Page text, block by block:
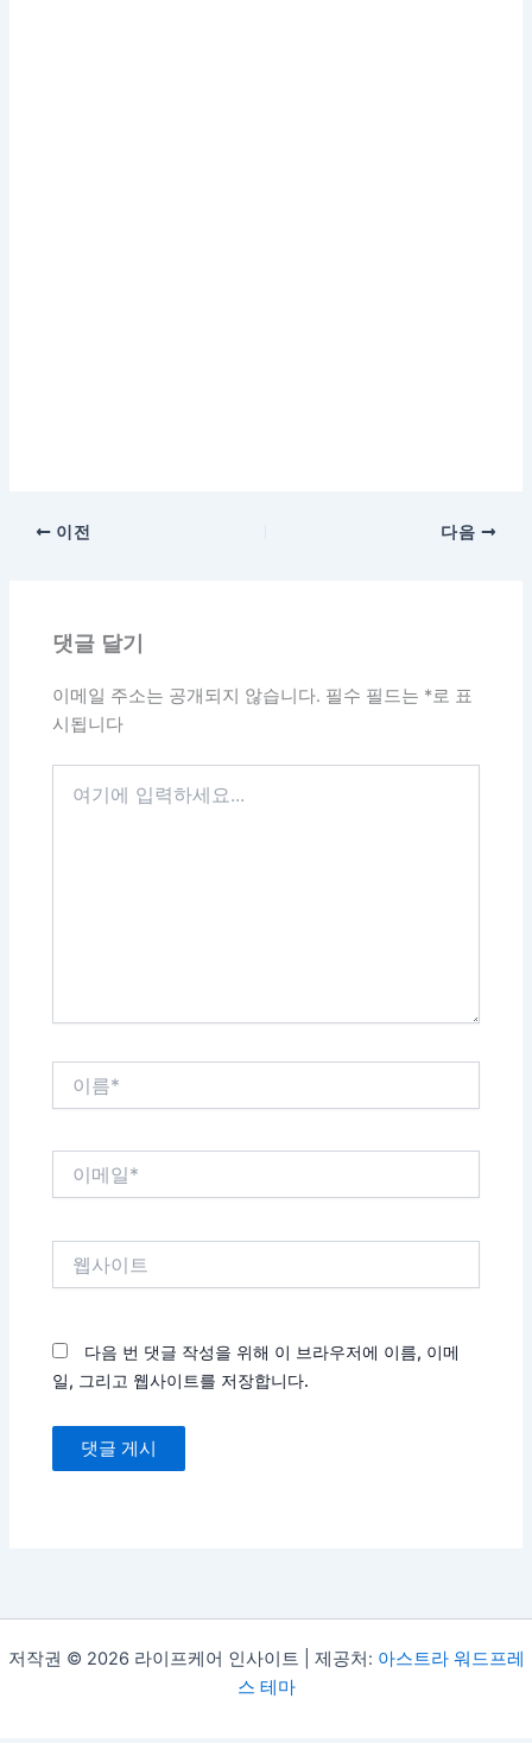
이전 다음
댓글 달기
이메일 주소는 공개되지 않습니다. 필수 필드는 *로 표
시됩니다
다음 번 댓글 작성을 위해 이 브라우저에 이름, 이메
일, 그리고 웹사이트를 저장합니다.
저작권 © 2026 라이프케어 인사이트 | 제공처: 아스트라 워드프레
스 테마